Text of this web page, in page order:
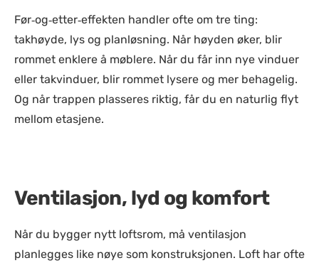
Før‑og‑etter‑effekten handler ofte om tre ting:
takhøyde, lys og planløsning. Når høyden øker, blir
rommet enklere å møblere. Når du får inn nye vinduer
eller takvinduer, blir rommet lysere og mer behagelig.
Og når trappen plasseres riktig, får du en naturlig flyt
mellom etasjene.
Ventilasjon, lyd og komfort
Når du bygger nytt loftsrom, må ventilasjon
planlegges like nøye som konstruksjonen. Loft har ofte